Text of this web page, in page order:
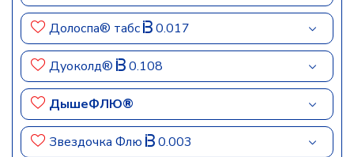
Долоспа® табс 0.017
Дуоколд® 0.108
ДышеФЛЮ®
Звездочка Флю 0.003